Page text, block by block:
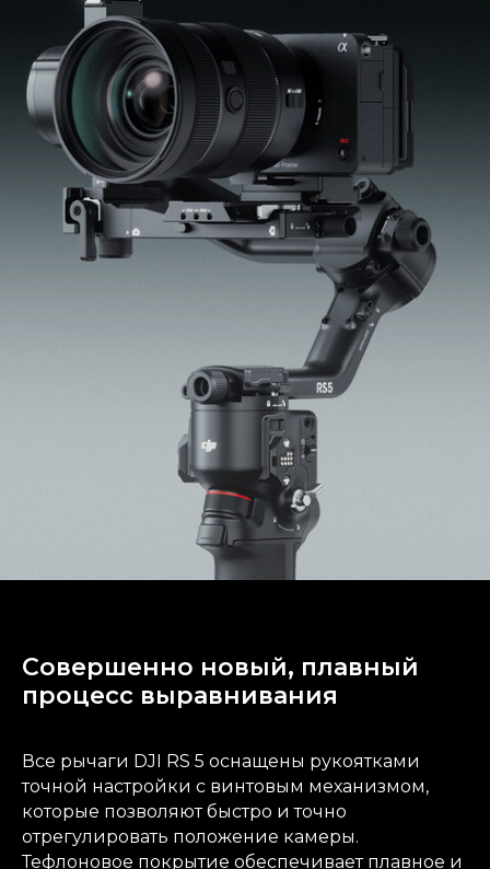
Совершенно новый, плавный
процесс выравнивания
Все рычаги DJI RS 5 оснащены рукоятками
точной настройки с винтовым механизмом,
которые позволяют быстро и точно
отрегулировать положение камеры.
Тефлоновое покрытие обеспечивает плавное и